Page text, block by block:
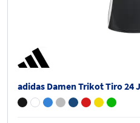
adidas Damen Trikot Tiro 24